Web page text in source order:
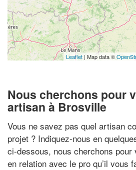
Leaflet | Map data ©
Nous cherchons pour
artisan à Brosville
Vous ne savez pas quel artisan
projet ? Indiquez-nous en
ci-dessous, nous cherchons
en relation avec le pro qu’il vous